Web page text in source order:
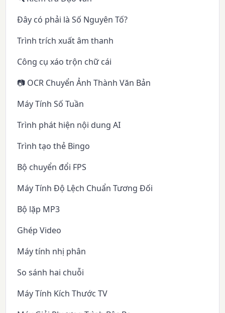
Đây có phải là Số Nguyên Tố?
Trình trích xuất âm thanh
Công cụ xáo trộn chữ cái
📷 OCR Chuyển Ảnh Thành Văn Bản
Máy Tính Số Tuần
Trình phát hiện nội dung AI
Trình tạo thẻ Bingo
Bộ chuyển đổi FPS
Máy Tính Độ Lệch Chuẩn Tương Đối
Bộ lặp MP3
Ghép Video
Máy tính nhị phân
So sánh hai chuỗi
Máy Tính Kích Thước TV